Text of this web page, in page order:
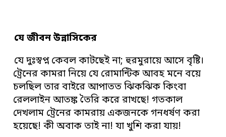
যে জীবন উন্নাসিকের
যে দুঃস্বপ্ন কেবল কাটছেই না; হুরমুরায়ে আসে বৃষ্টি।
ট্রেনের কামরা নিয়ে যে রোমান্টিক আবহ মনে বয়ে
চলছিল তার বাইরে আপাতত ঝিকঝিক কিংবা
রেললাইন আতঙ্ক তৈরি করে রাখছে! গতকাল
দেখলাম ট্রেনের কামরায় একজনকে গনধর্ষণ করা
হয়েছে! কী অবাক তাই না! যা খুশি করা যায়!